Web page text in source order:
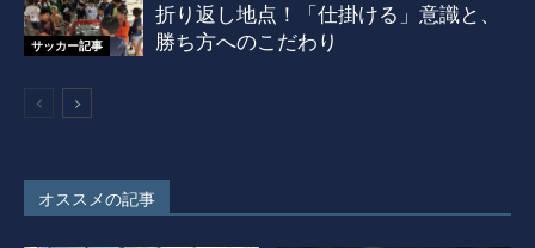
サッカー記事
折り返し地点！「仕掛ける」意識と、
勝ち方へのこだわり
オススメの記事